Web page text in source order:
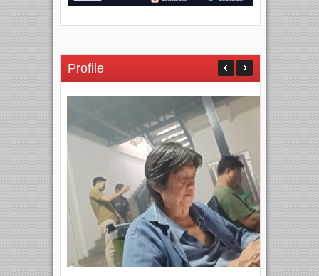
Profile